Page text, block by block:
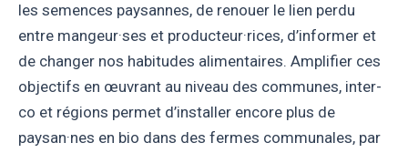
les semences paysannes, de renouer le lien perdu
entre mangeur·ses et producteur·rices, d’informer et
de changer nos habitudes alimentaires. Amplifier ces
objectifs en œuvrant au niveau des communes, inter-
co et régions permet d’installer encore plus de
paysan·nes en bio dans des fermes communales, par